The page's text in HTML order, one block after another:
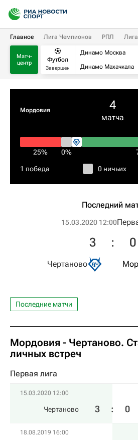
Главное Лига Чемпионов РПЛ
Матч-
центр
Футбол
Завершен
Динамо Москва
Динамо Махачкала
Мордовия 4
матча
25% 0%
1 победа 0 ничьих
Последний
15.03.2020 12:00
Чертаново
3 : 0
Последние матчи
Мордовия - Чертаново.
личных встреч
Первая лига
15.03.2020 12:00
Чертаново 3 : 0
18.08.2019 16:00